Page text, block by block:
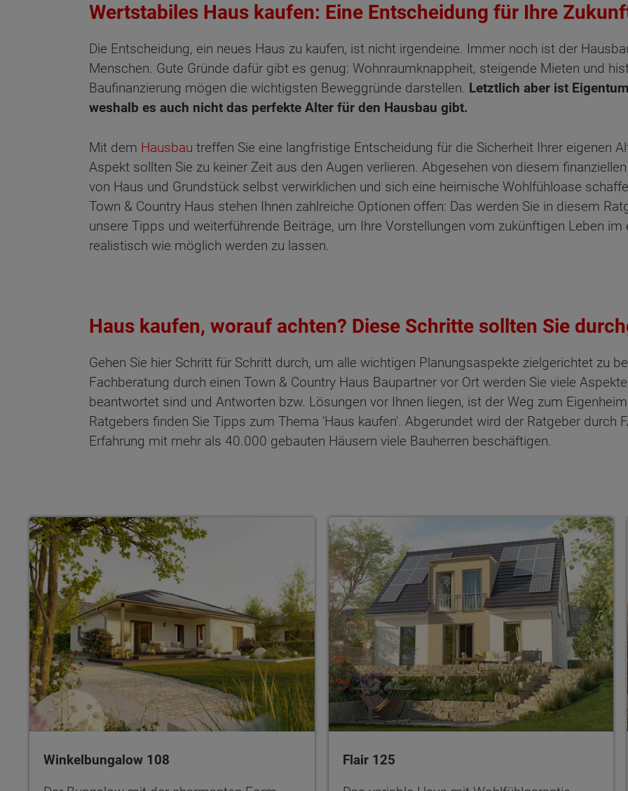
Wertstabiles Haus kaufen: Eine Entscheidung für Ihre
Die Entscheidung, ein neues Haus zu kaufen, ist nicht irgendeine. Immer noch ist der
Menschen. Gute Gründe dafür gibt es genug: Wohnraumknappheit, steigende Mieten und
Baufinanzierung mögen die wichtigsten Beweggründe darstellen. Letztlich aber ist
weshalb es auch nicht das perfekte Alter für den Hausbau gibt.
Mit dem Hausbau treffen Sie eine langfristige Entscheidung für die Sicherheit Ihrer eigenen
Aspekt sollten Sie zu keiner Zeit aus den Augen verlieren. Abgesehen von diesem
von Haus und Grundstück selbst verwirklichen und sich eine heimische Wohlfühloase
Town & Country Haus stehen Ihnen zahlreiche Optionen offen: Das werden Sie in diesem
unsere Tipps und weiterführende Beiträge, um Ihre Vorstellungen vom zukünftigen Leben im
realistisch wie möglich werden zu lassen.
Haus kaufen, worauf achten? Diese Schritte sollten Sie
Gehen Sie hier Schritt für Schritt durch, um alle wichtigen Planungsaspekte zielgerichtet zu
Fachberatung durch einen Town & Country Haus Baupartner vor Ort werden Sie viele
beantwortet sind und Antworten bzw. Lösungen vor Ihnen liegen, ist der Weg zum
Ratgebers finden Sie Tipps zum Thema 'Haus kaufen'. Abgerundet wird der Ratgeber durch
Erfahrung mit mehr als 40.000 gebauten Häusern viele Bauherren beschäftigen.
Winkelbungalow 108 Flair 125